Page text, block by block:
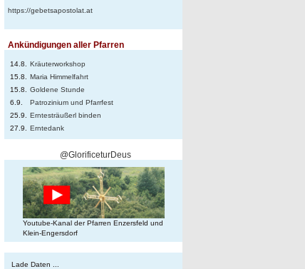
https://gebetsapostolat.at
Ankündigungen aller Pfarren
14.8.
Kräuterworkshop
15.8.
Maria Himmelfahrt
15.8.
Goldene Stunde
6.9.
Patrozinium und Pfarrfest
25.9.
Erntesträußerl binden
27.9.
Erntedank
@GlorificeturDeus
Youtube-Kanal der Pfarren Enzersfeld und
Klein-Engersdorf
Lade Daten ...